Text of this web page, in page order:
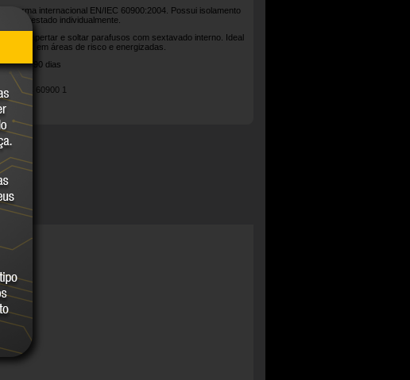
a norma internacional EN/IEC 60900:2004. Possui isolamento
V, testado individualmente.
para apertar e soltar parafusos com sextavado interno. Ideal
em áreas de risco e energizadas.
legal: 90 dias
- IEC 60900 1